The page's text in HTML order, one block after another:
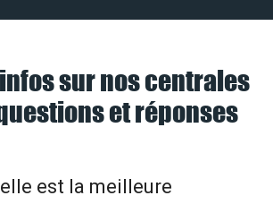
sur nos centrales
et réponses
est la meilleure